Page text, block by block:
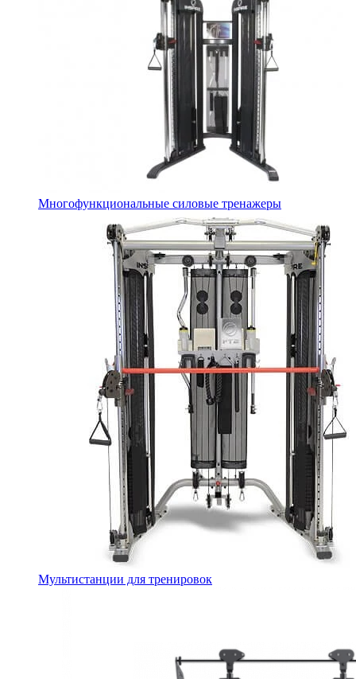
Многофункциональные силовые тренажеры
Мультистанции для тренировок